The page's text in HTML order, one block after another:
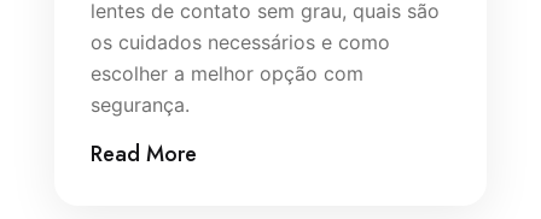
lentes de contato sem grau, quais são
os cuidados necessários e como
escolher a melhor opção com
segurança.
Read More